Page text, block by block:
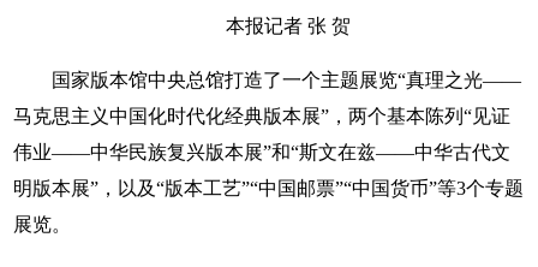
本报记者 张 贺
国家版本馆中央总馆打造了一个主题展览“真理之光——
马克思主义中国化时代化经典版本展”，两个基本陈列“见证
伟业——中华民族复兴版本展”和“斯文在兹——中华古代文
明版本展”，以及“版本工艺”“中国邮票”“中国货币”等3个专题
展览。